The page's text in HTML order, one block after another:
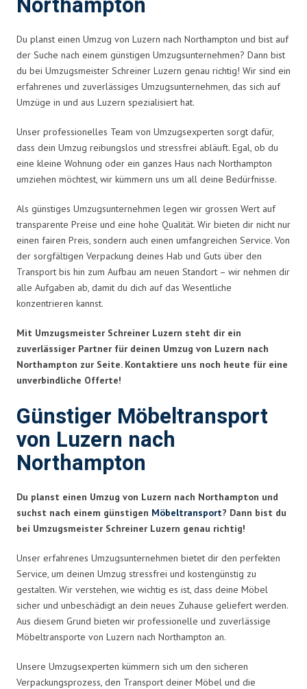
Du planst einen Umzug von Luzern nach Northampton und bist auf
der Suche nach einem günstigen Umzugsunternehmen? Dann bist
du bei Umzugsmeister Schreiner Luzern genau richtig! Wir sind ein
erfahrenes und zuverlässiges Umzugsunternehmen, das sich auf
Umzüge in und aus Luzern spezialisiert hat.
Unser professionelles Team von Umzugsexperten sorgt dafür,
dass dein Umzug reibungslos und stressfrei abläuft. Egal, ob du
eine kleine Wohnung oder ein ganzes Haus nach Northampton
umziehen möchtest, wir kümmern uns um all deine Bedürfnisse.
Als günstiges Umzugsunternehmen legen wir grossen Wert auf
transparente Preise und eine hohe Qualität. Wir bieten dir nicht nur
einen fairen Preis, sondern auch einen umfangreichen Service. Von
der sorgfältigen Verpackung deines Hab und Guts über den
Transport bis hin zum Aufbau am neuen Standort – wir nehmen dir
alle Aufgaben ab, damit du dich auf das Wesentliche
konzentrieren kannst.
Mit Umzugsmeister Schreiner Luzern steht dir ein
zuverlässiger Partner für deinen Umzug von Luzern nach
Northampton zur Seite. Kontaktiere uns noch heute für eine
unverbindliche Offerte!
Günstiger Möbeltransport
von Luzern nach
Northampton
Du planst einen Umzug von Luzern nach Northampton und
suchst nach einem günstigen Möbeltransport? Dann bist du
bei Umzugsmeister Schreiner Luzern genau richtig!
Unser erfahrenes Umzugsunternehmen bietet dir den perfekten
Service, um deinen Umzug stressfrei und kostengünstig zu
gestalten. Wir verstehen, wie wichtig es ist, dass deine Möbel
sicher und unbeschädigt an dein neues Zuhause geliefert werden.
Aus diesem Grund bieten wir professionelle und zuverlässige
Möbeltransporte von Luzern nach Northampton an.
Unsere Umzugsexperten kümmern sich um den sicheren
Verpackungsprozess, den Transport deiner Möbel und die